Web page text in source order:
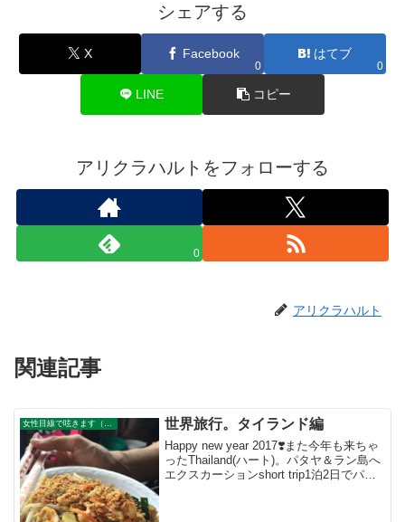
シェアする
X Facebook
0
はてブ
0
LINE コピー
アリクラハルトをフォローする
0
アリクラハルト
関連記事
世界旅行。タイランド編
Happy new year 2017❣️また今年も来ちゃ
ったThailand(ハート)。パタヤ＆ラン島へ
エクスカーションshort trip1泊2日でパタ